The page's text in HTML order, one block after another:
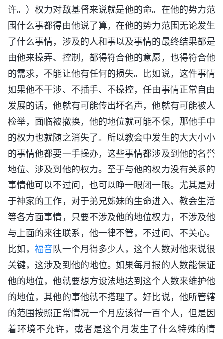
许。）权力对敌基督来说就是他的命。在他的势力范
围什么事都得由他说了算，在他的势力范围无论发生
了什么事情，涉及的人和事以及事情的最终结果都是
由他来操弄、控制，都得符合他的意愿，也得符合他
的需求，不能让他有任何的损失。比如说，这件事情
如果他不干涉、不插手、不操控，任由事情正常自由
发展的话，他就有可能传出坏名声，他就有可能被人
检举，面临被撤换，他的地位就可能不保，那他手中
的权力也就随之消失了。所以教会中发生的大大小小
的事情他都要一手操办，这些事情都涉及到他的名誉
地位、涉及到他的权力。至于与他的权力没有关系的
事情他可以不过问，也可以睁一眼闭一眼。尤其是对
于神家的工作，对于弟兄姊妹的生命进入、教会生活
等各方面事情，只要不涉及他的地位权力，不涉及他
与上面的来往联系，他一律不管，不过问、不关心。
比如，福音队一个月得多少人，这个人数对他来说很
关键，这涉及到他的地位。如果每月报的人数能保证
他的地位，他就要想方设法地达到这个人数来维护他
的地位，其他的事他就不搭理了。好比说，他所管辖
的范围按照正常情况一个月应该得一百个人，但是因
着环境不允许，或者是这个月发生了什么特殊的情